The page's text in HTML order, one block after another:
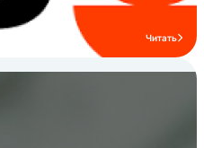
Читать